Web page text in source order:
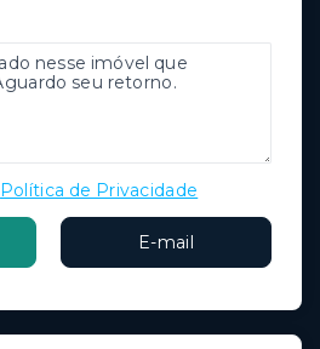
Política de Privacidade
E-mail